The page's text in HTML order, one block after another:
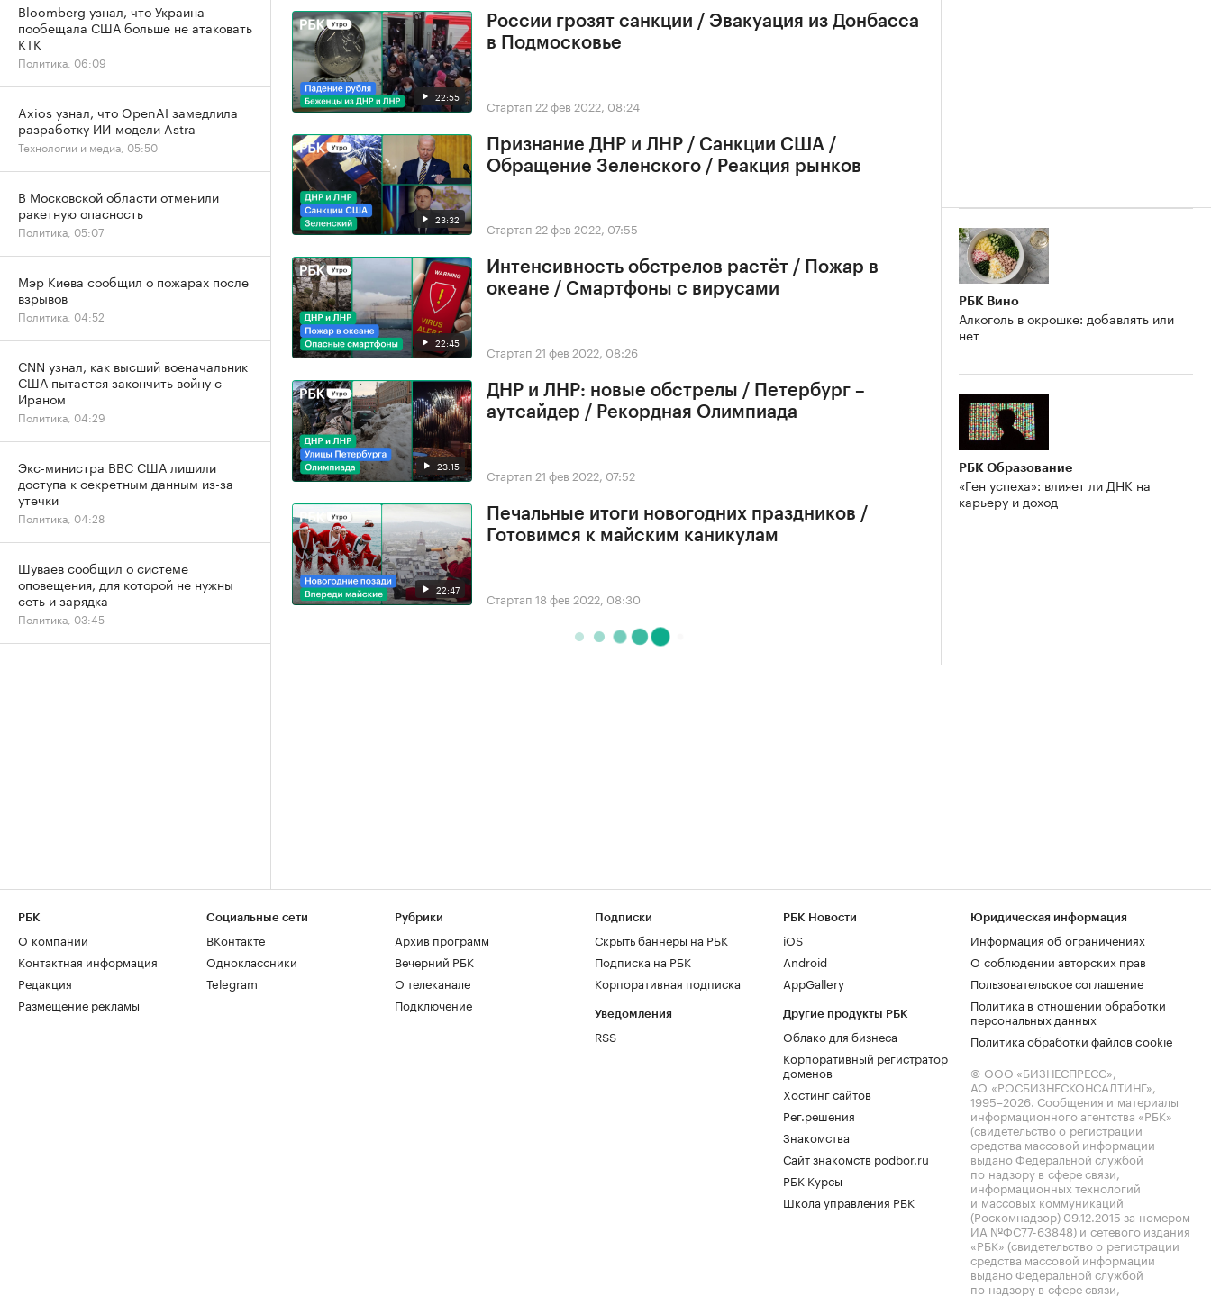
22:55
России грозят санкции / Эвакуация из Донбасса
в Подмосковье
Стартап 22 фев 2022, 08:24
23:32
Признание ДНР и ЛНР / Санкции США /
Обращение Зеленского / Реакция рынков
Стартап 22 фев 2022, 07:55
22:45
Интенсивность обстрелов растёт / Пожар в
океане / Смартфоны с вирусами
Стартап 21 фев 2022, 08:26
23:15
ДНР и ЛНР: новые обстрелы / Петербург –
аутсайдер / Рекордная Олимпиада
Стартап 21 фев 2022, 07:52
22:47
Печальные итоги новогодних праздников /
Готовимся к майским каникулам
Стартап 18 фев 2022, 08:30
РБК Вино
Алкоголь в окрошке: добавлять или
нет
РБК Образование
«Ген успеха»: влияет ли ДНК на
карьеру и доход
Bloomberg узнал, что Украина
пообещала США больше не атаковать
КТК
Политика, 06:09
Axios узнал, что OpenAI замедлила
разработку ИИ-модели Astra
Технологии и медиа, 05:50
В Московской области отменили
ракетную опасность
Политика, 05:07
Мэр Киева сообщил о пожарах после
взрывов
Политика, 04:52
CNN узнал, как высший военачальник
США пытается закончить войну с
Ираном
Политика, 04:29
Экс-министра ВВС США лишили
доступа к секретным данным из-за
утечки
Политика, 04:28
Шуваев сообщил о системе
оповещения, для которой не нужны
сеть и зарядка
Политика, 03:45
РБК
О компании
Контактная информация
Редакция
Размещение рекламы
Социальные сети
ВКонтакте
Одноклассники
Telegram
Рубрики
Архив программ
Вечерний РБК
О телеканале
Подключение
Подписки
Скрыть баннеры на РБК
Подписка на РБК
Корпоративная подписка
Уведомления
RSS
РБК Новости
iOS
Android
AppGallery
Другие продукты РБК
Облако для бизнеса
Корпоративный регистратор
доменов
Хостинг сайтов
Рег.решения
Знакомства
Сайт знакомств podbor.ru
РБК Курсы
Школа управления РБК
Юридическая информация
Информация об ограничениях
О соблюдении авторских прав
Пользовательское соглашение
Политика в отношении обработки
персональных данных
Политика обработки файлов cookie
© ООО «БИЗНЕСПРЕСС»,
АО «РОСБИЗНЕСКОНСАЛТИНГ»,
1995–2026. Сообщения и материалы
информационного агентства «РБК»
(свидетельство о регистрации
средства массовой информации
выдано Федеральной службой
по надзору в сфере связи,
информационных технологий
и массовых коммуникаций
(Роскомнадзор) 09.12.2015 за номером
ИА №ФС77-63848) и сетевого издания
«РБК» (свидетельство о регистрации
средства массовой информации
выдано Федеральной службой
по надзору в сфере связи,